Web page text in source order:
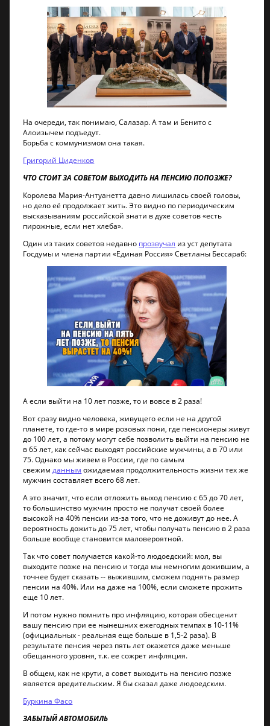
На очереди, так понимаю, Салазар. А там и Бенито с
Алоизычем подъедут.
Борьба с коммунизмом она такая.
Григорий Циденков
ЧТО СТОИТ ЗА СОВЕТОМ ВЫХОДИТЬ НА ПЕНСИЮ ПОПОЗЖЕ?
Королева Мария-Антуанетта давно лишилась своей головы,
но дело её продолжает жить. Это видно по периодическим
высказываниям российской знати в духе советов «есть
пирожные, если нет хлеба».
Один из таких советов недавно прозвучал из уст депутата
Госдумы и члена партии «Единая Россия» Светланы Бессараб:
А если выйти на 10 лет позже, то и вовсе в 2 раза!
Вот сразу видно человека, живущего если не на другой
планете, то где-то в мире розовых пони, где пенсионеры живут
до 100 лет, а потому могут себе позволить выйти на пенсию не
в 65 лет, как сейчас выходят российские мужчины, а в 70 или
75. Однако мы живем в России, где по самым
свежимданным ожидаемая продолжительность жизни тех же
мужчин составляет всего 68 лет.
А это значит, что если отложить выход пенсию с 65 до 70 лет,
то большинство мужчин просто не получат своей более
высокой на 40% пенсии из-за того, что не доживут до нее. А
вероятность дожить до 75 лет, чтобы получать пенсию в 2 раза
больше вообще становится маловероятной.
Так что совет получается какой-то людоедский: мол, вы
выходите позже на пенсию и тогда мы немногим дожившим, а
точнее будет сказать -- выжившим, сможем поднять размер
пенсии на 40%. Или на даже на 100%, если сможете прожить
еще 10 лет.
И потом нужно помнить про инфляцию, которая обесценит
вашу пенсию при ее нынешних ежегодных темпах в 10-11%
(официальных - реальная еще больше в 1,5-2 раза). В
результате пенсия через пять лет окажется даже меньше
обещанного уровня, т.к. ее сожрет инфляция.
В общем, как не крути, а совет выходить на пенсию позже
является вредительским. Я бы сказал даже людоедским.
Буркина Фасо
ЗАБЫТЫЙ АВТОМОБИЛЬ